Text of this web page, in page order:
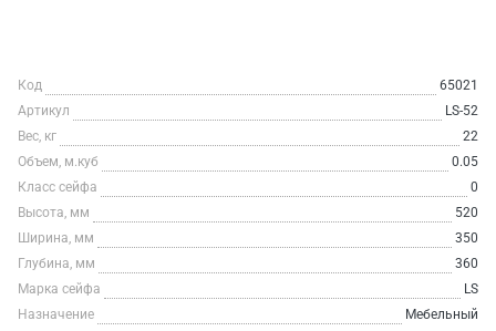
Код
65021
Артикул
LS-52
Вес, кг
22
Объем, м.куб
0.05
Класс сейфа
0
Высота, мм
520
Ширина, мм
350
Глубина, мм
360
Марка сейфа
LS
Назначение
Мебельный